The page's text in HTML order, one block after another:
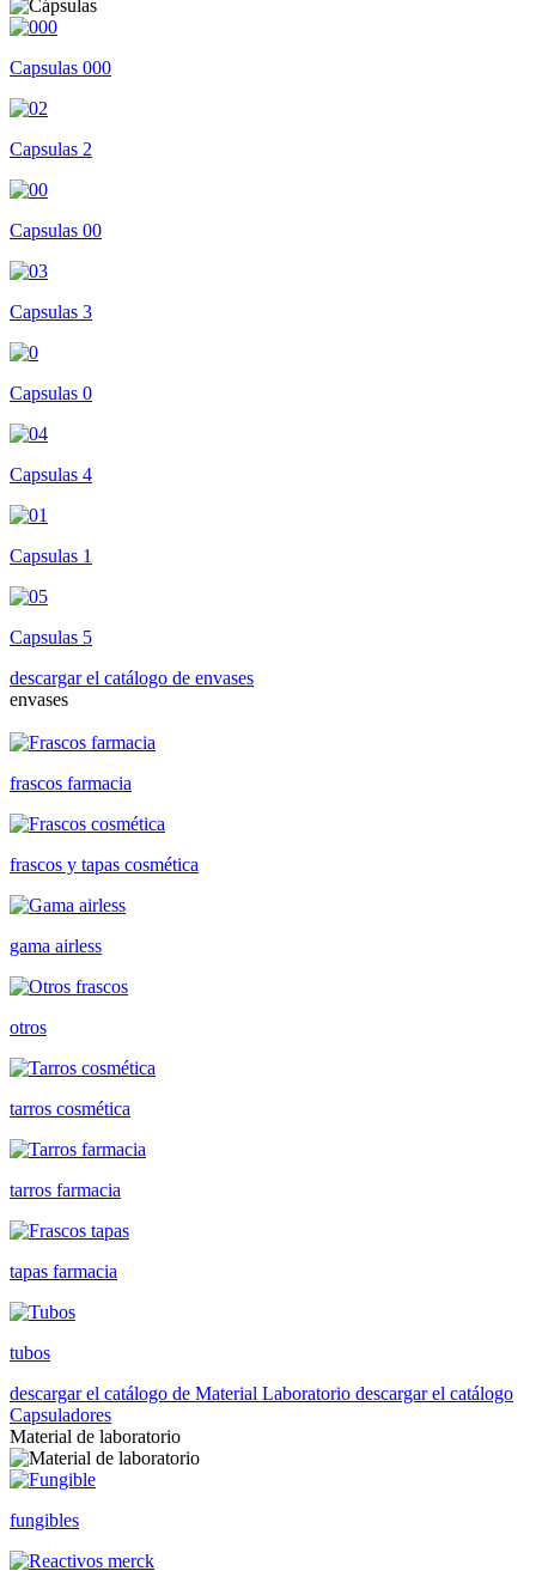
Capsulas 000
Capsulas 2
Capsulas 00
Capsulas 3
Capsulas 0
Capsulas 4
Capsulas 1
Capsulas 5
descargar el catálogo de envases
envases
frascos farmacia
frascos y tapas cosmética
gama airless
otros
tarros cosmética
tarros farmacia
tapas farmacia
tubos
descargar el catálogo de Material Laboratorio descargar el catálogo
Capsuladores
Material de laboratorio
fungibles